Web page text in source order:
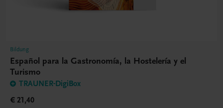
Bildung
Español para la Gastronomía, la Hostelería y el
Turismo
TRAUNER-DigiBox
€ 21,40